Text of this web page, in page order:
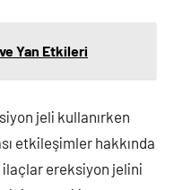
Yan Etkileri
jeli kullanırken
etkileşimler hakkında
ilaçlar ereksiyon jelini